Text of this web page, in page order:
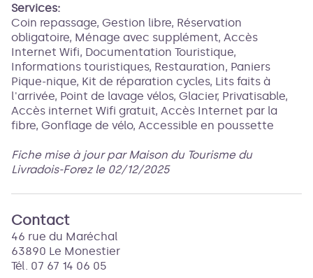
Services:
Coin repassage, Gestion libre, Réservation
obligatoire, Ménage avec supplément, Accès
Internet Wifi, Documentation Touristique,
Informations touristiques, Restauration, Paniers
Pique-nique, Kit de réparation cycles, Lits faits à
l'arrivée, Point de lavage vélos, Glacier, Privatisable,
Accès internet Wifi gratuit, Accès Internet par la
fibre, Gonflage de vélo, Accessible en poussette
Fiche mise à jour par Maison du Tourisme du
Livradois-Forez le 02/12/2025
Contact
46 rue du Maréchal
63890 Le Monestier
Tél. 07 67 14 06 05